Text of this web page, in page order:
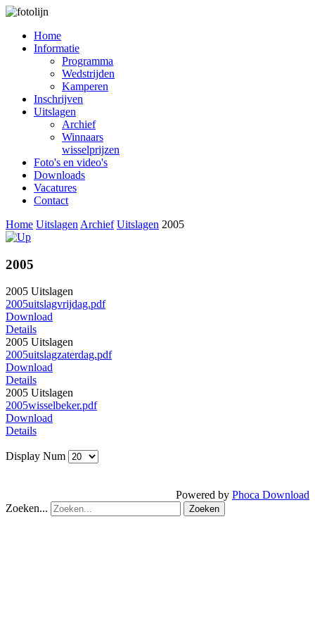
Home
Informatie
Programma
Wedstrijden
Kamperen
Inschrijven
Uitslagen
Archief
Winnaars
wisselprijzen
Foto's en video's
Downloads
Vacatures
Contact
Home Uitslagen Archief Uitslagen 2005
2005
2005 Uitslagen
2005uitslagvrijdag.pdf
Download
Details
2005 Uitslagen
2005uitslagzaterdag.pdf
Download
Details
2005 Uitslagen
2005wisselbeker.pdf
Download
Details
Display Num
Powered by Phoca Download
Zoeken...
Zoeken